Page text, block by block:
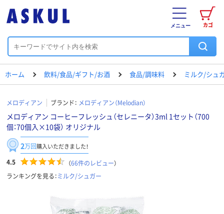
カゴ
メニュー
ホーム 飲料/食品/ギフト/お酒 食品/調味料 ミルク/シュ
メロディアン ブランド： メロディアン（Melodian）
メロディアン コーヒーフレッシュ（セレニータ）3ml 1セット（700
個：70個入×10袋） オリジナル
2万回購入いただきました！
4.5 （66件のレビュー）
ランキングを見る：ミルク/シュガー